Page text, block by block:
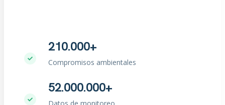
210.000+
Compromisos ambientales
52.000.000+